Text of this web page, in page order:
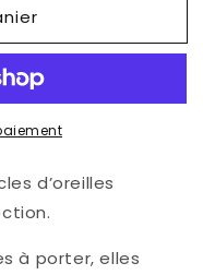
d’oreilles
à porter, elles